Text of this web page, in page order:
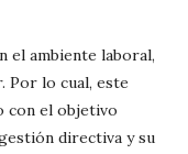
el ambiente laboral,
Por lo cual, este
con el objetivo
directiva y su